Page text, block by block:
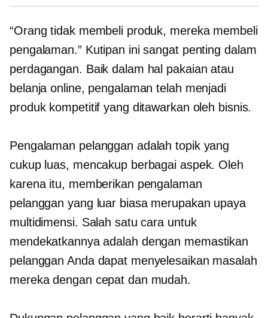
“Orang tidak membeli produk, mereka membeli
pengalaman.” Kutipan ini sangat penting dalam
perdagangan. Baik dalam hal pakaian atau
belanja online, pengalaman telah menjadi
produk kompetitif yang ditawarkan oleh bisnis.
Pengalaman pelanggan adalah topik yang
cukup luas, mencakup berbagai aspek. Oleh
karena itu, memberikan pengalaman
pelanggan yang luar biasa merupakan upaya
multidimensi. Salah satu cara untuk
mendekatkannya adalah dengan memastikan
pelanggan Anda dapat menyelesaikan masalah
mereka dengan cepat dan mudah.